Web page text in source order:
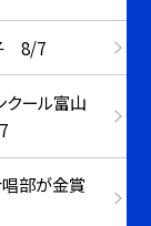
8/7
ール富山
部が金賞